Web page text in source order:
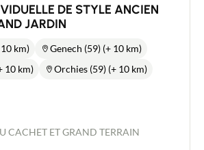
DE STYLE ANCIEN
JARDIN
km)
Genech (59) (+ 10 km)
10 km)
Orchies (59) (+ 10 km)
CACHET ET GRAND TERRAIN